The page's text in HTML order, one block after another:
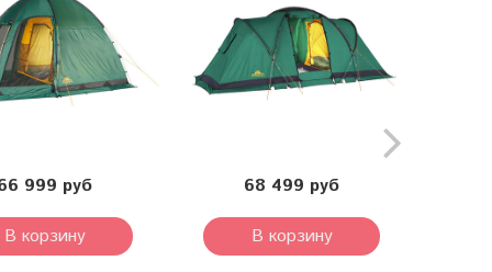
999 руб
В корзину
68 499 руб
В корзину